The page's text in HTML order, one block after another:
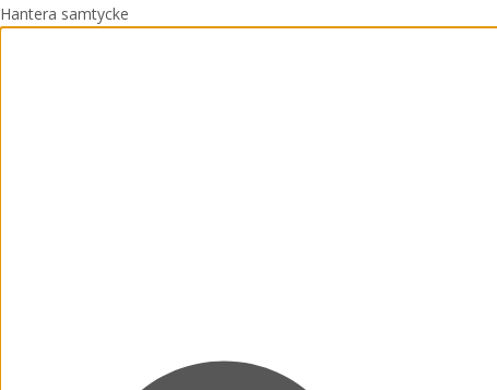
Hantera samtycke